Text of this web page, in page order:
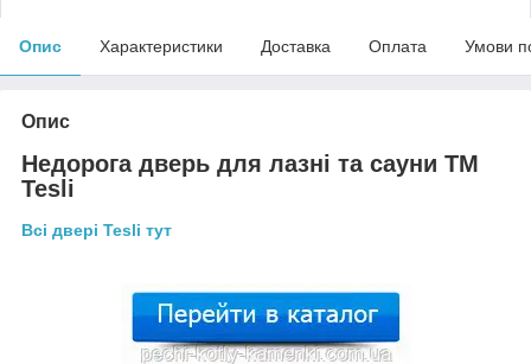
Опис Характеристики Доставка Оплата Умови
Опис
Недорога дверь для лазні та сауни ТМ
Tesli
Всі двері Tesli тут